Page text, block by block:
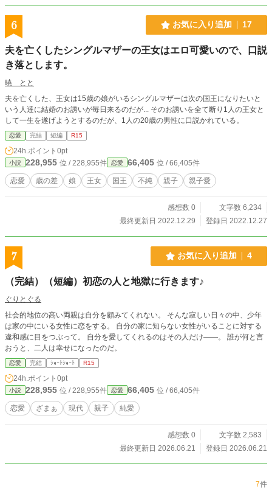
6 お気に入り追加 17
夫を亡くしたシングルマザーの王女はエロ可愛いので、口説
き落とします。
暁 とと
夫を亡くした、王女は15歳の娘がいるシングルマザーは次の国王になりたいと
いう人達に結婚のお誘いが毎日来るのだが... そのお誘いを全て断り1人の王女と
して一生を遂げようとするのだが、1人の20歳の男性に口説かれている。
恋愛 完結 短編 R15
24h.ポイント 0pt
小説 228,955 位 / 228,955件 恋愛 66,405 位 / 66,405件
恋愛 歳の差 娘 王女 国王 不純 親子 親子愛
感想数 0
文字数 6,234
最終更新日 2022.12.29
登録日 2022.12.27
7 お気に入り追加 4
（完結）（短編）初恋の人と地獄に行きます♪
ぐりとぐる
社会的地位の高い両親は自分を顧みてくれない。 そんな寂しい日々の中、少年
は家の中にいる女性に恋をする。 自分の家に知らない女性がいることに対する
違和感に目をつぶって。 自分を愛してくれるのはその人だけ――。 誰が何と言
おうと、二人は幸せになったのだ。
恋愛 完結 ｼｮｰﾄｼｮｰﾄ R15
24h.ポイント 0pt
小説 228,955 位 / 228,955件 恋愛 66,405 位 / 66,405件
恋愛 ざまぁ 現代 親子 純愛
感想数 0
文字数 2,583
最終更新日 2026.06.21
登録日 2026.06.21
7件